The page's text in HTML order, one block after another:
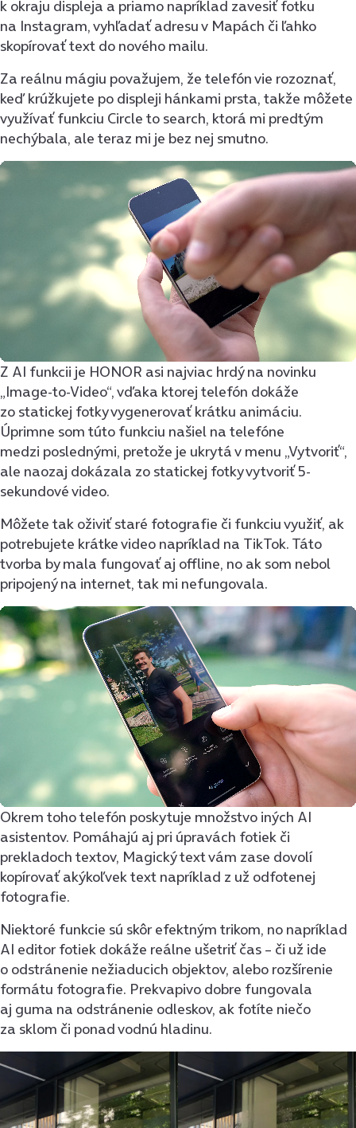
k okraju displeja a priamo napríklad zavesiť fotku
na Instagram, vyhľadať adresu v Mapách či ľahko
skopírovať text do nového mailu.
Za reálnu mágiu považujem, že telefón vie rozoznať,
keď krúžkujete po displeji hánkami prsta, takže môžete
využívať funkciu Circle to search, ktorá mi predtým
nechýbala, ale teraz mi je bez nej smutno.
Z AI funkcii je HONOR asi najviac hrdý na novinku
„Image-to-Video“, vďaka ktorej telefón dokáže
zo statickej fotky vygenerovať krátku animáciu.
Úprimne som túto funkciu našiel na telefóne
medzi poslednými, pretože je ukrytá v menu „Vytvoriť“,
ale naozaj dokázala zo statickej fotky vytvoriť 5-
sekundové video.
Môžete tak oživiť staré fotografie či funkciu využiť, ak
potrebujete krátke video napríklad na TikTok. Táto
tvorba by mala fungovať aj offline, no ak som nebol
pripojený na internet, tak mi nefungovala.
Okrem toho telefón poskytuje množstvo iných AI
asistentov. Pomáhajú aj pri úpravách fotiek či
prekladoch textov, Magický text vám zase dovolí
kopírovať akýkoľvek text napríklad z už odfotenej
fotografie.
Niektoré funkcie sú skôr efektným trikom, no napríklad
AI editor fotiek dokáže reálne ušetriť čas – či už ide
o odstránenie nežiaducich objektov, alebo rozšírenie
formátu fotografie. Prekvapivo dobre fungovala
aj guma na odstránenie odleskov, ak fotíte niečo
za sklom či ponad vodnú hladinu.